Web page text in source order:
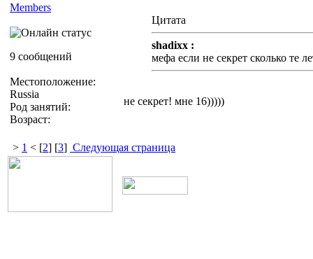
Members
9 сообщений
Местоположение:
Russia
Род занятий:
Возраст:
Цитата
shadixx :
мефа если не секрет сколько те
не секрет! мне 16)))))
> 1 < [2] [3] Следующая страница